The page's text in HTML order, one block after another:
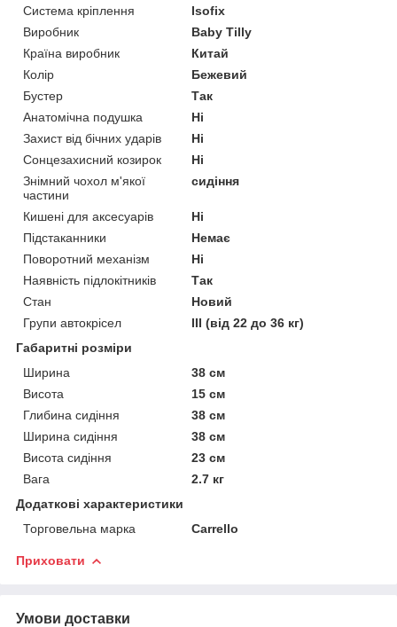
Система кріплення
Isofix
Виробник
Baby Tilly
Країна виробник
Китай
Колір
Бежевий
Бустер
Так
Анатомічна подушка
Ні
Захист від бічних ударів
Ні
Сонцезахисний козирок
Ні
Знімний чохол м'якої
частини
сидіння
Кишені для аксесуарів
Ні
Підстаканники
Немає
Поворотний механізм
Ні
Наявність підлокітників
Так
Стан
Новий
Групи автокрісел
III (від 22 до 36 кг)
Габаритні розміри
Ширина
38 см
Висота
15 см
Глибина сидіння
38 см
Ширина сидіння
38 см
Висота сидіння
23 см
Вага
2.7 кг
Додаткові характеристики
Торговельна марка
Carrello
Приховати
Умови доставки